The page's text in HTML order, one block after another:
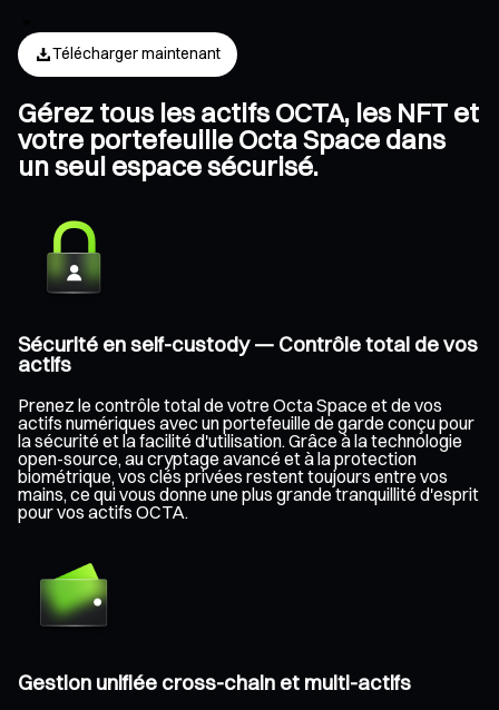
Télécharger maintenant
Gérez tous les actifs OCTA, les NFT et
votre portefeuille Octa Space dans
un seul espace sécurisé.
Sécurité en self-custody — Contrôle total de vos
actifs
Prenez le contrôle total de votre Octa Space et de vos
actifs numériques avec un portefeuille de garde conçu pour
la sécurité et la facilité d'utilisation. Grâce à la technologie
open-source, au cryptage avancé et à la protection
biométrique, vos clés privées restent toujours entre vos
mains, ce qui vous donne une plus grande tranquillité d'esprit
pour vos actifs OCTA.
Gestion unifiée cross-chain et multi-actifs